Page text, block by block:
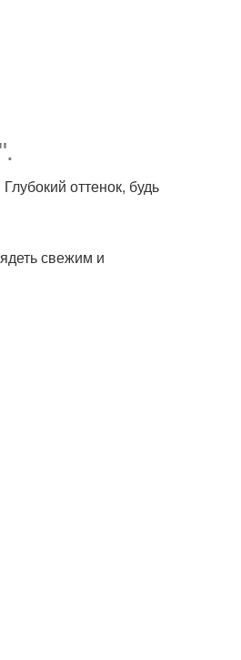
оттенок, будь
свежим и